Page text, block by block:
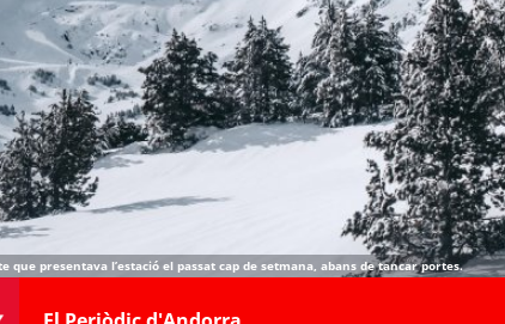
que presentava l’estació el passat cap de setmana, abans de tancar portes.